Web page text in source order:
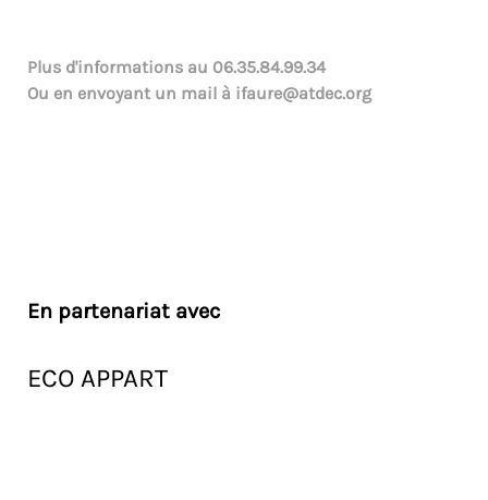
Plus d'informations au 06.35.84.99.34
Ou en envoyant un mail à ifaure@atdec.org
En partenariat avec
ECO APPART